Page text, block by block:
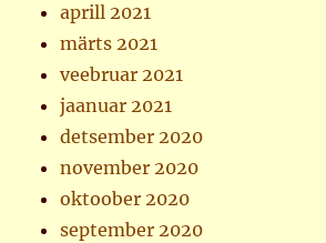
aprill 2021
märts 2021
veebruar 2021
jaanuar 2021
detsember 2020
november 2020
oktoober 2020
september 2020